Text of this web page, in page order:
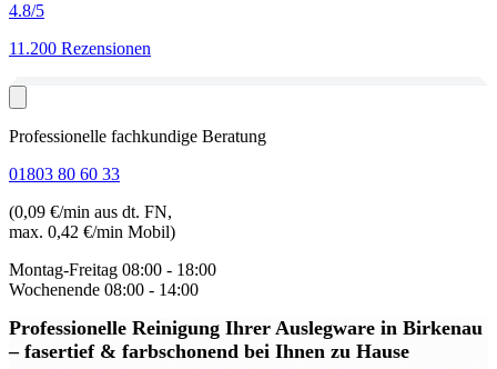
4.8/5
11.200 Rezensionen
Professionelle fachkundige Beratung
01803 80 60 33
(0,09 €/min aus dt. FN,
max. 0,42 €/min Mobil)
Montag-Freitag 08:00 - 18:00
Wochenende 08:00 - 14:00
Professionelle Reinigung Ihrer Auslegware in Birkenau
– fasertief & farbschonend bei Ihnen zu Hause